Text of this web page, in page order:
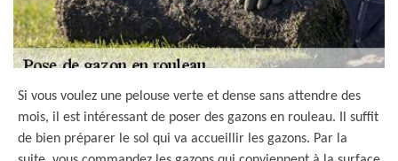
Si vous voulez une pelouse verte et dense sans attendre des
mois, il est intéressant de poser des gazons en rouleau. Il suffit
de bien préparer le sol qui va accueillir les gazons. Par la